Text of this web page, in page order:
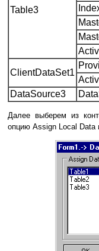
Table3
ClientDataSet1
DataSource3
Далее выберем из
опцию Assign Local Data